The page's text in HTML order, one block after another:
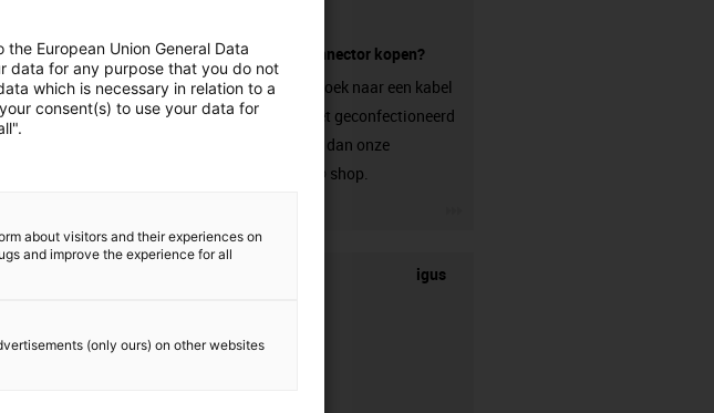
zonder connector kopen?
Ben je op zoek naar een kabel
die nog niet geconfectioneerd
is? Bezoek dan onze
chainflex® shop.
igus
European Union General Data
data for any purpose that you do not
which is necessary in relation to a
consent(s) to use your data for
about visitors and their experiences on
and improve the experience for all
(only ours) on other websites